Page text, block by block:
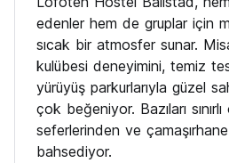
edenler hem de gruplar için
sıcak bir atmosfer sunar.
kulübesi deneyimini, temiz
yürüyüş parkurlarıyla güzel
çok beğeniyor. Bazıları
seferlerinden ve
bahsediyor.